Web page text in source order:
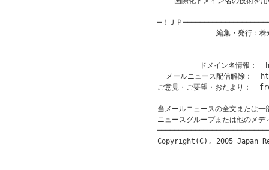
━！ＪＰ
編集・発行：株
ドメイン名情報：
メールニュース配信解除：
ご意見・ご要望・おたより：
当メールニュースの全文または
ニュースグループまたは他のメ